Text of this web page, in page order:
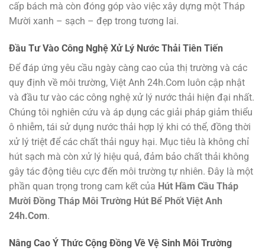
cấp bách mà còn đóng góp vào việc xây dựng một Tháp
Mười xanh – sạch – đẹp trong tương lai.
Đầu Tư Vào Công Nghệ Xử Lý Nước Thải Tiên Tiến
Để đáp ứng yêu cầu ngày càng cao của thị trường và các
quy định về môi trường, Việt Anh 24h.Com luôn cập nhật
và đầu tư vào các công nghệ xử lý nước thải hiện đại nhất.
Chúng tôi nghiên cứu và áp dụng các giải pháp giảm thiểu
ô nhiễm, tái sử dụng nước thải hợp lý khi có thể, đồng thời
xử lý triệt để các chất thải nguy hại. Mục tiêu là không chỉ
hút sạch mà còn xử lý hiệu quả, đảm bảo chất thải không
gây tác động tiêu cực đến môi trường tự nhiên. Đây là một
phần quan trọng trong cam kết của Hút Hầm Cầu Tháp
Mười Đồng Tháp Môi Trường Hút Bể Phốt Việt Anh
24h.Com.
Nâng Cao Ý Thức Cộng Đồng Về Vệ Sinh Môi Trường